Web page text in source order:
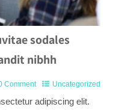
sodales
nibhh
Comment Uncategorized
adipiscing elit.